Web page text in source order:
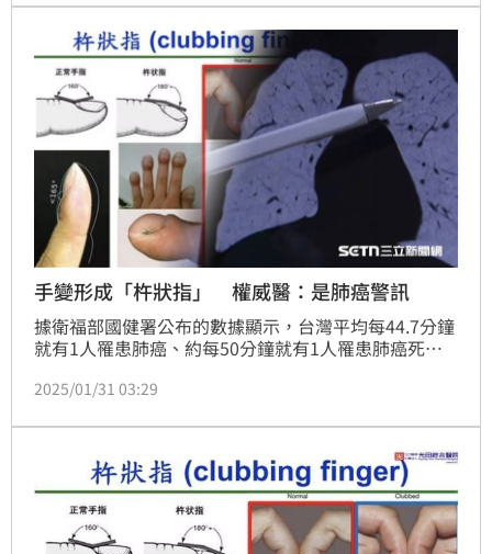
有死亡風險，須立即就醫。
手變形成「杵狀指」 權威醫：是肺癌警訊
據衛福部國健署公布的數據顯示，台灣平均每44.7分鐘
就有1人罹患肺癌、約每50分鐘就有1人罹患肺癌死
王。光田綜合醫院胸腔內科暨肺癌主任何明霖醫師表
常見的有6種特徵，包括：咳嗽、咳血等呼吸道症狀、
胸痛、體重減輕等，但還有一病徵值得大家注意，那就
是手指頭變成「杵狀指」，這很可能是肺癌警訊之一。
2025/01/31 03:29